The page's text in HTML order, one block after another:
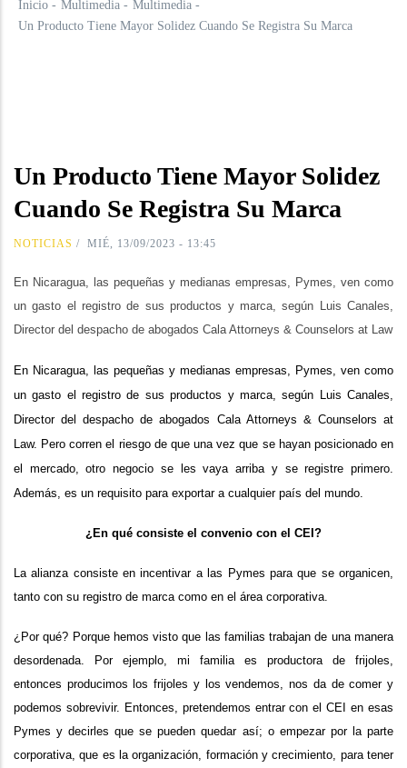
Inicio - Multimedia - Multimedia -
Un Producto Tiene Mayor Solidez Cuando Se Registra Su Marca
Un Producto Tiene Mayor Solidez
Cuando Se Registra Su Marca
NOTICIAS / MIÉ, 13/09/2023 - 13:45
En Nicaragua, las pequeñas y medianas empresas, Pymes, ven como
un gasto el registro de sus productos y marca, según Luis Canales,
Director del despacho de abogados Cala Attorneys & Counselors at Law
En Nicaragua, las pequeñas y medianas empresas, Pymes, ven como
un gasto el registro de sus productos y marca, según Luis Canales,
Director del despacho de abogados Cala Attorneys & Counselors at
Law. Pero corren el riesgo de que una vez que se hayan posicionado en
el mercado, otro negocio se les vaya arriba y se registre primero.
Además, es un requisito para exportar a cualquier país del mundo.
¿En qué consiste el convenio con el CEI?
La alianza consiste en incentivar a las Pymes para que se organicen,
tanto con su registro de marca como en el área corporativa.
¿Por qué? Porque hemos visto que las familias trabajan de una manera
desordenada. Por ejemplo, mi familia es productora de frijoles,
entonces producimos los frijoles y los vendemos, nos da de comer y
podemos sobrevivir. Entonces, pretendemos entrar con el CEI en esas
Pymes y decirles que se pueden quedar así; o empezar por la parte
corporativa, que es la organización, formación y crecimiento, para tener